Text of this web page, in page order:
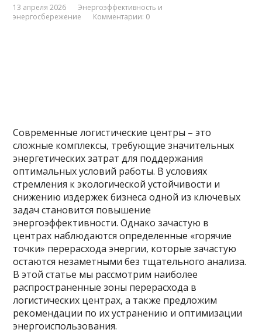
13 апреля 2026
Энергоэффективность и
энергосбережение
Комментарии: 0
Современные логистические центры – это
сложные комплексы, требующие значительных
энергетических затрат для поддержания
оптимальных условий работы. В условиях
стремления к экологической устойчивости и
снижению издержек бизнеса одной из ключевых
задач становится повышение
энергоэффективности. Однако зачастую в
центрах наблюдаются определенные «горячие
точки» перерасхода энергии, которые зачастую
остаются незаметными без тщательного анализа.
В этой статье мы рассмотрим наиболее
распространенные зоны перерасхода в
логистических центрах, а также предложим
рекомендации по их устранению и оптимизации
энергоиспользования.